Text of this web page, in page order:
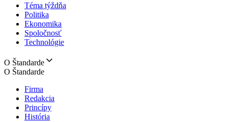
Téma týždňa
Politika
Ekonomika
Spoločnosť
Technológie
O Štandarde
O Štandarde
Firma
Redakcia
Princípy
História